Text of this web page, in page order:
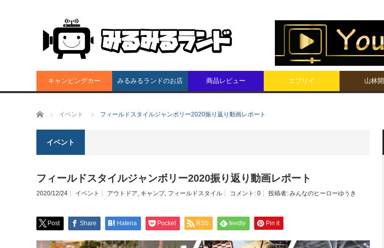
キャンピングカー みるみるランドのお店 商品レビュー エブリイ 山林
ホーム イベント フィールドスタイルジャンボリー2020振り返り動画レポート
イベント
フィールドスタイルジャンボリー2020振り返り動画レポート
2020/12/24 イベント アウトドア, キャンプ, フィールドスタイル コメント: 0 投稿者: みんなのヒーローゆうき
Post Share Hatena Pocket RSS feedly Pin it